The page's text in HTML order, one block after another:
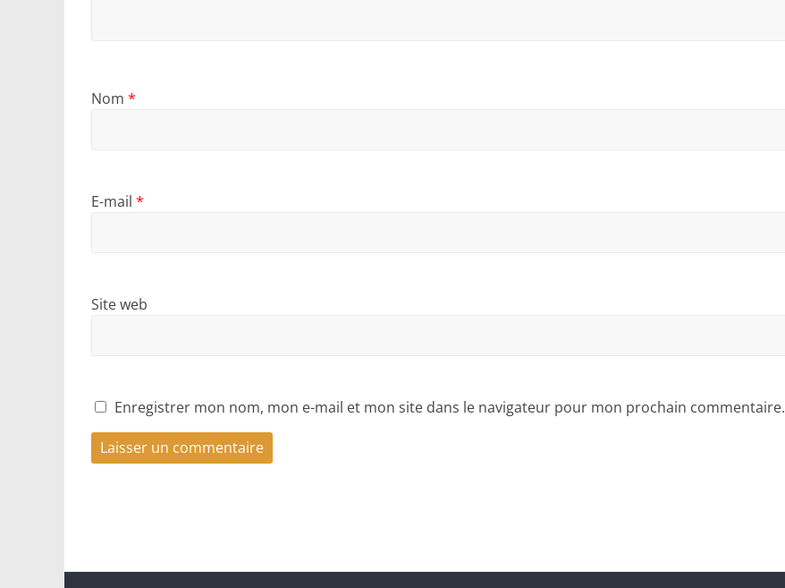
Nom *
E-mail *
Site web
Enregistrer mon nom, mon e-mail et mon site dans le navigateur pour mon prochain commentaire.